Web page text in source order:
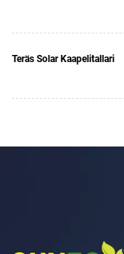
Teräs Solar Kaapelitallari